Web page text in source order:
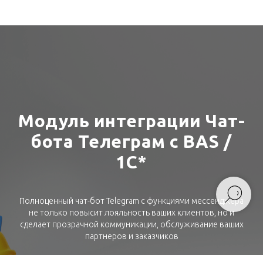
Модуль интеграции Чат-
бота Телеграм с BAS /
1С*
Полноценный чат-бот Telegram с функциями мессенджера
не только повысит лояльность ваших клиентов, но и
сделает прозрачной коммуникации, обслуживание ваших
партнеров и заказчиков